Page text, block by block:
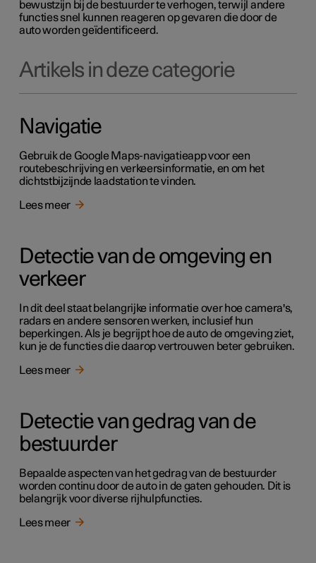
bewustzijn bij de bestuurder te verhogen, terwijl andere
functies snel kunnen reageren op gevaren die door de
auto worden geïdentificeerd.
Artikels in deze categorie
Navigatie
Gebruik de Google Maps-navigatieapp voor een
routebeschrijving en verkeersinformatie, en om het
dichtstbijzijnde laadstation te vinden.
Lees meer
Detectie van de omgeving en
verkeer
In dit deel staat belangrijke informatie over hoe camera's,
radars en andere sensoren werken, inclusief hun
beperkingen. Als je begrijpt hoe de auto de omgeving ziet,
kun je de functies die daarop vertrouwen beter gebruiken.
Lees meer
Detectie van gedrag van de
bestuurder
Bepaalde aspecten van het gedrag van de bestuurder
worden continu door de auto in de gaten gehouden. Dit is
belangrijk voor diverse rijhulpfuncties.
Lees meer